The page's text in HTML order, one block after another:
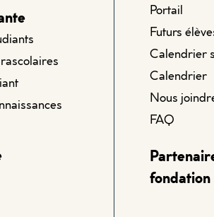
Portail
Futurs
Calendrier
Calendrier
Nous
FAQ
fondation